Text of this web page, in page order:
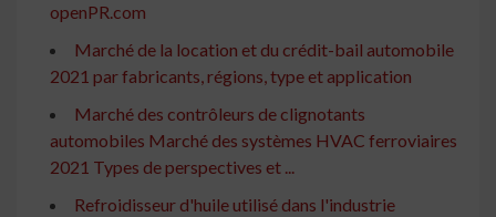
openPR.com
Marché de la location et du crédit-bail automobile
2021 par fabricants, régions, type et application
Marché des contrôleurs de clignotants
automobiles Marché des systèmes HVAC ferroviaires
2021 Types de perspectives et ...
Refroidisseur d'huile utilisé dans l'industrie